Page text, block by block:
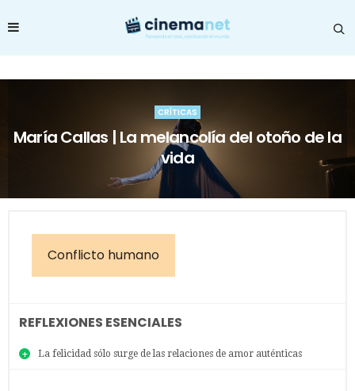
CRÍTICAS
María Callas | La melancolía del otoño de la
vida
Conflicto humano
REFLEXIONES ESENCIALES
La felicidad sólo surge de las relaciones de amor auténticas